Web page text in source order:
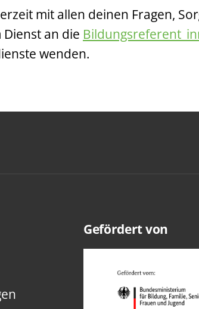
mit allen deinen Fragen,
an die
wenden.
Gefördert von